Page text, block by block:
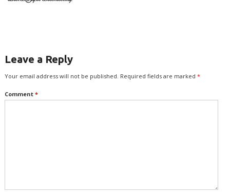
Leave a Reply
Your email address will not be published. Required fields are marked *
Comment *